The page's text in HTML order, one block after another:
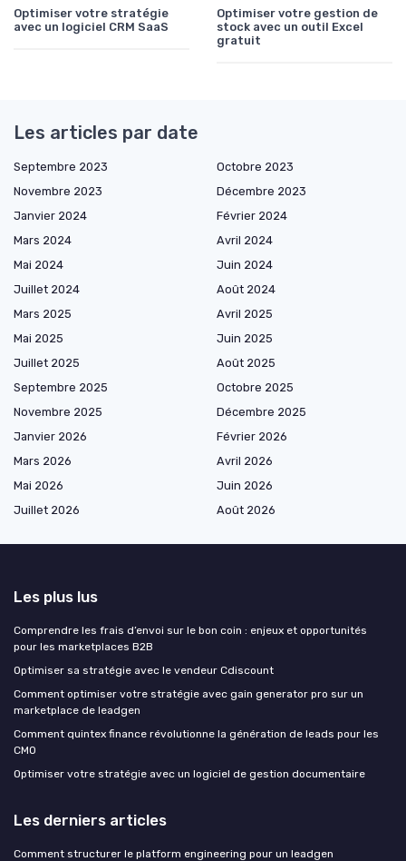
Optimiser votre stratégie
avec un logiciel CRM SaaS
Optimiser votre gestion de
stock avec un outil Excel
gratuit
Les articles par date
Septembre 2023
Octobre 2023
Novembre 2023
Décembre 2023
Janvier 2024
Février 2024
Mars 2024
Avril 2024
Mai 2024
Juin 2024
Juillet 2024
Août 2024
Mars 2025
Avril 2025
Mai 2025
Juin 2025
Juillet 2025
Août 2025
Septembre 2025
Octobre 2025
Novembre 2025
Décembre 2025
Janvier 2026
Février 2026
Mars 2026
Avril 2026
Mai 2026
Juin 2026
Juillet 2026
Août 2026
Les plus lus
Comprendre les frais d’envoi sur le bon coin : enjeux et opportunités
pour les marketplaces B2B
Optimiser sa stratégie avec le vendeur Cdiscount
Comment optimiser votre stratégie avec gain generator pro sur un
marketplace de leadgen
Comment quintex finance révolutionne la génération de leads pour les
CMO
Optimiser votre stratégie avec un logiciel de gestion documentaire
Les derniers articles
Comment structurer le platform engineering pour un leadgen